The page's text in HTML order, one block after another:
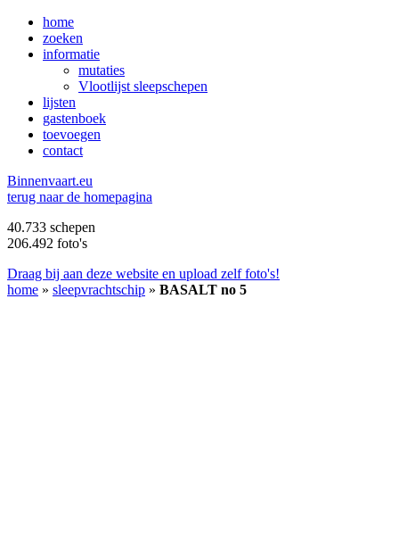
home
zoeken
informatie
mutaties
Vlootlijst sleepschepen
lijsten
gastenboek
toevoegen
contact
Binnenvaart.eu
terug naar de homepagina
40.733 schepen
206.492 foto's
Draag bij aan deze website en upload zelf foto's!
home » sleepvrachtschip » BASALT no 5